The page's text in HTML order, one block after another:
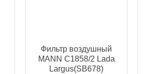
Фильтр воздушный
MANN C1858/2 Lada
Largus(SB678)